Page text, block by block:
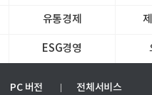
유통경제
ESG경영
PC 버전 전체서비스